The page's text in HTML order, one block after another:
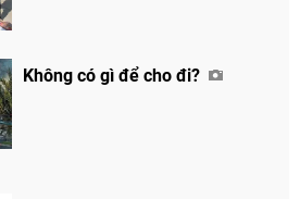
Không có gì để cho đi?